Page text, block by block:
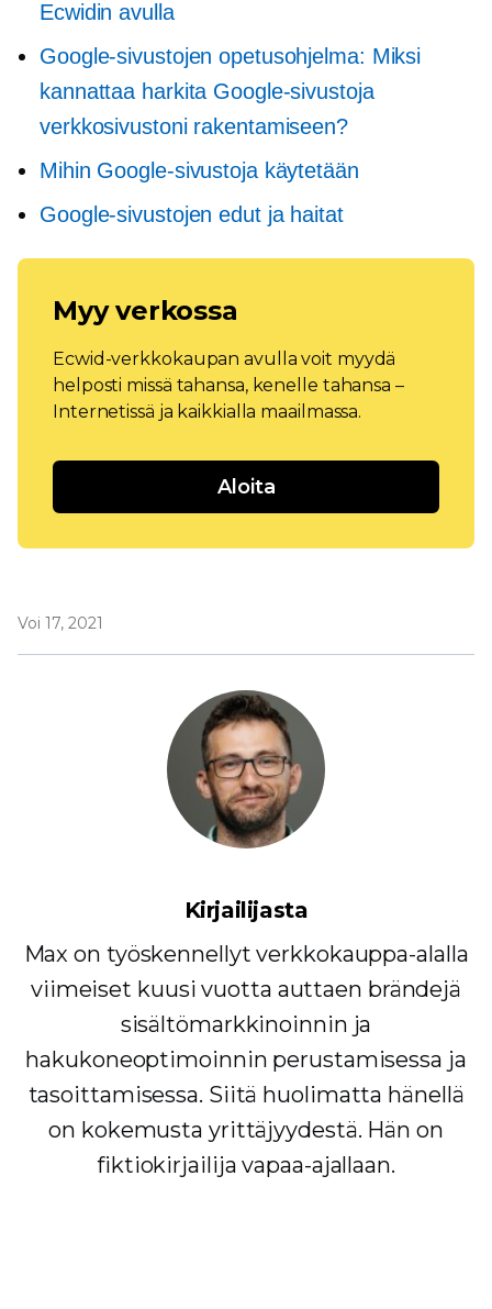
Ecwidin avulla
Google-sivustojen opetusohjelma: Miksi
kannattaa harkita Google-sivustoja
verkkosivustoni rakentamiseen?
Mihin Google-sivustoja käytetään
Google-sivustojen edut ja haitat
Myy verkossa
Ecwid-verkkokaupan avulla voit myydä
helposti missä tahansa, kenelle tahansa –
Internetissä ja kaikkialla maailmassa.
Aloita
Voi 17, 2021
Kirjailijasta
Max on työskennellyt verkkokauppa-alalla
viimeiset kuusi vuotta auttaen brändejä
sisältömarkkinoinnin ja
hakukoneoptimoinnin perustamisessa ja
tasoittamisessa. Siitä huolimatta hänellä
on kokemusta yrittäjyydestä. Hän on
fiktiokirjailija vapaa-ajallaan.